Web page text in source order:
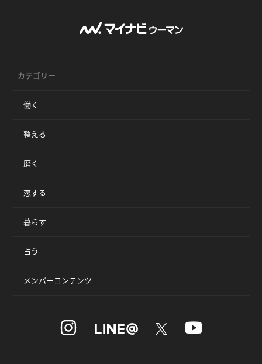
カテゴリー
働く
整える
磨く
恋する
暮らす
占う
メンバーコンテンツ